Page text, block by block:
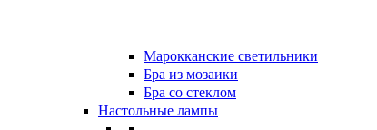
Марокканские светильники
Бра из мозаики
Бра со стеклом
Настольные лампы